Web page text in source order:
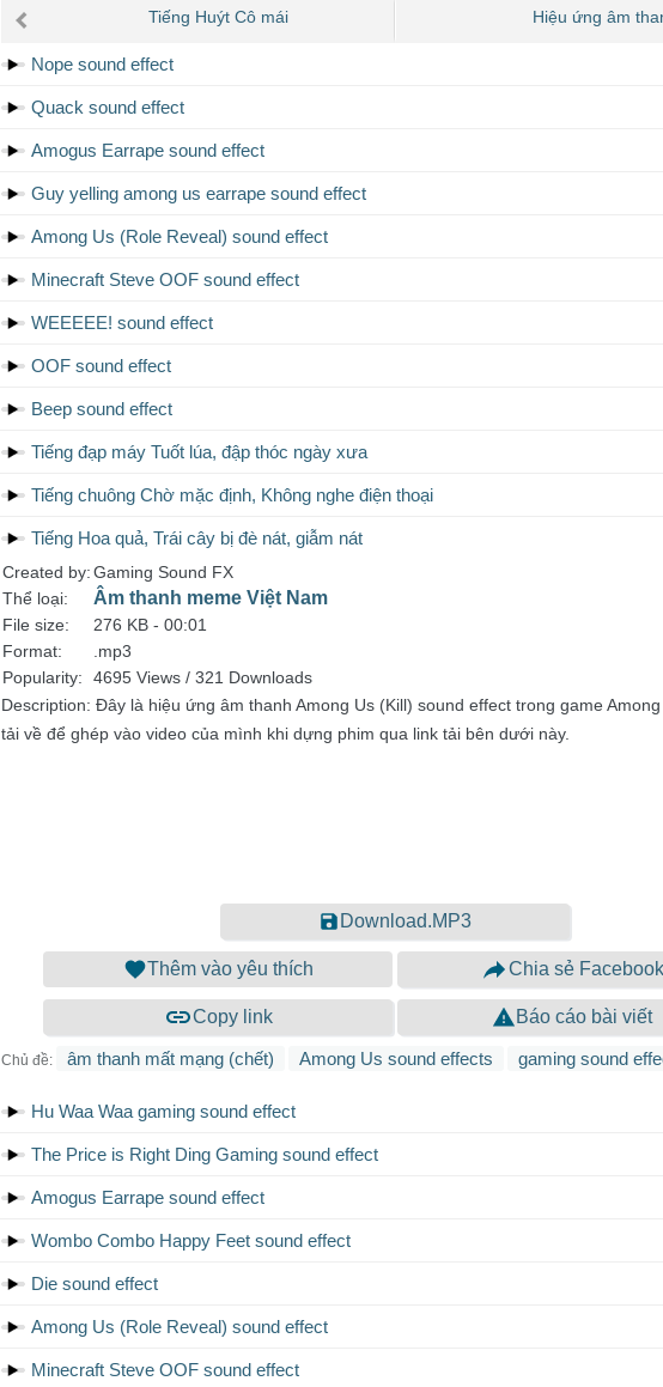
thanh
Tiếng Huýt Cô mái Hiệu ứng âm
Nope sound effect
Quack sound effect
Amogus Earrape sound effect
Guy yelling among us earrape sound effect
Among Us (Role Reveal) sound effect
Minecraft Steve OOF sound effect
WEEEEE! sound effect
OOF sound effect
Beep sound effect
Tiếng đạp máy Tuốt lúa, đập thóc ngày xưa
Tiếng chuông Chờ mặc định, Không nghe điện thoại
Tiếng Hoa quả, Trái cây bị đè nát, giẫm nát
Created by:Gaming Sound FX
Thể loại:
Âm thanh meme Việt Nam
File size: 276 KB - 00:01
Format:
.mp3
Popularity:
4695 Views / 321 Downloads
Description: Đây là hiệu ứng âm thanh Among Us (Kill) sound effect trong game
tải về để ghép vào video của mình khi dựng phim qua link tải bên dưới này.
Download.MP3
Thêm vào yêu thích Chia sẻ Facebook
Copy link Báo cáo bài viết
Chủ đề: âm thanh mất mạng (chết) Among Us sound effects gaming sound
Hu Waa Waa gaming sound effect
The Price is Right Ding Gaming sound effect
Amogus Earrape sound effect
Wombo Combo Happy Feet sound effect
Die sound effect
Among Us (Role Reveal) sound effect
Minecraft Steve OOF sound effect